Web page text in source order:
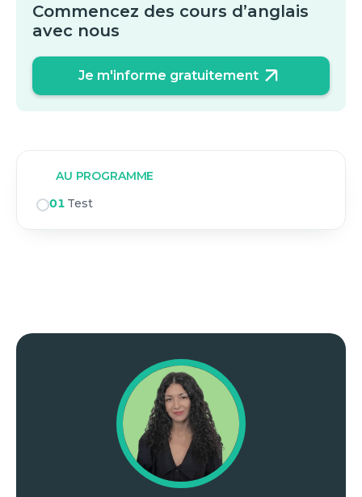
Commencez des cours d’anglais
avec nous
Je m'informe gratuitement
AU PROGRAMME
01 Test